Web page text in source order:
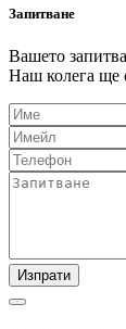
Запитване
Вашето
Наш колега ще
Изпрати